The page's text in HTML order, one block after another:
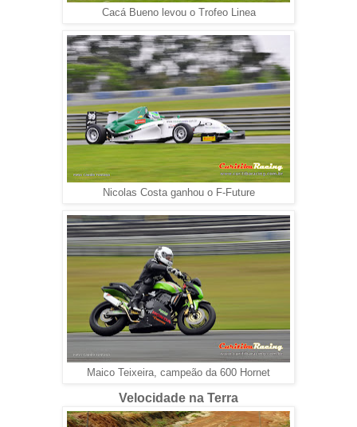
Cacá Bueno levou o Trofeo Linea
Nicolas Costa ganhou o F-Future
Maico Teixeira, campeão da 600 Hornet
Velocidade na Terra